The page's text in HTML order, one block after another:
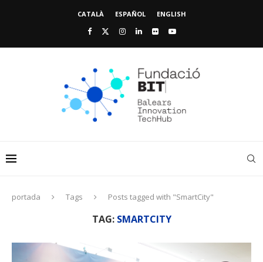
CATALÀ ESPAÑOL ENGLISH
portada Tags Posts tagged with "SmartCity"
TAG: SMARTCITY